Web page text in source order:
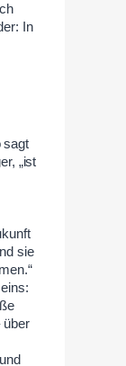
In
sagt
„ist
sie
über